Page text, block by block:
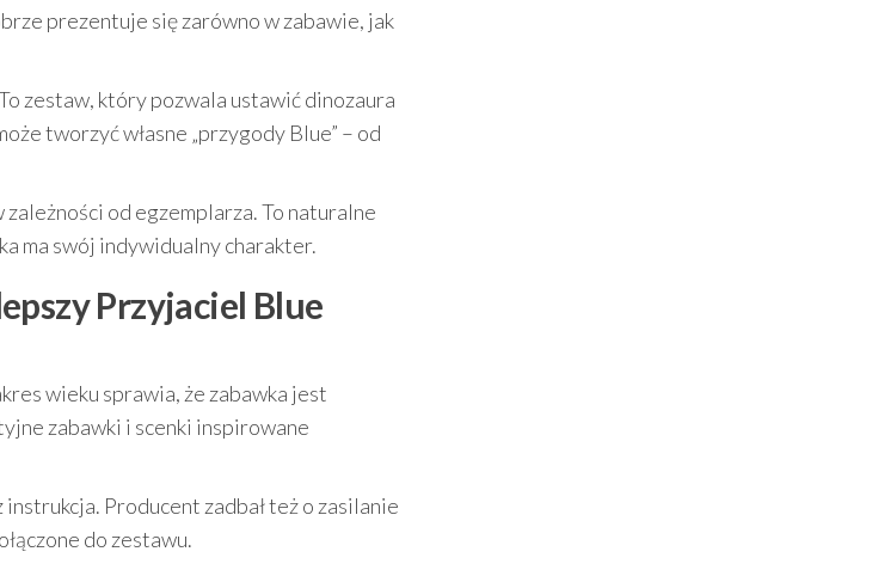
prezentuje się zarówno w zabawie, jak
zestaw, który pozwala ustawić dinozaura
tworzyć własne „przygody Blue” – od
od egzemplarza. To naturalne
ma swój indywidualny charakter.
Przyjaciel Blue
wieku sprawia, że zabawka jest
zabawki i scenki inspirowane
Producent zadbał też o zasilanie
do zestawu.